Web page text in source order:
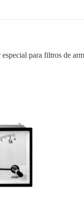
para filtros de